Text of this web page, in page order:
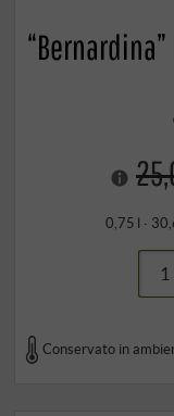
0,75 l ·
Conservato in